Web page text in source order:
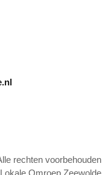
Alle rechten voorbehouden